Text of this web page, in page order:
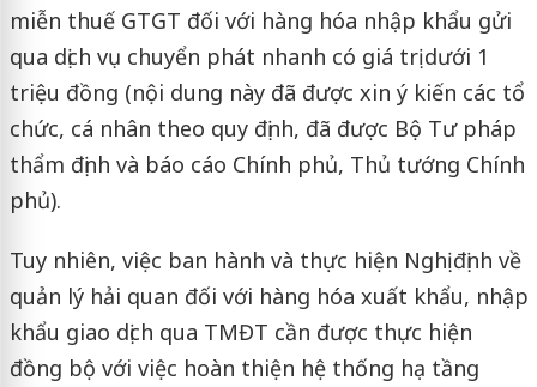
miễn thuế GTGT đối với hàng hóa nhập khẩu gửi
qua dịch vụ chuyển phát nhanh có giá trị dưới 1
triệu đồng (nội dung này đã được xin ý kiến các tổ
chức, cá nhân theo quy định, đã được Bộ Tư pháp
thẩm định và báo cáo Chính phủ, Thủ tướng Chính
phủ).
Tuy nhiên, việc ban hành và thực hiện Nghị định về
quản lý hải quan đối với hàng hóa xuất khẩu, nhập
khẩu giao dịch qua TMĐT cần được thực hiện
đồng bộ với việc hoàn thiện hệ thống hạ tầng